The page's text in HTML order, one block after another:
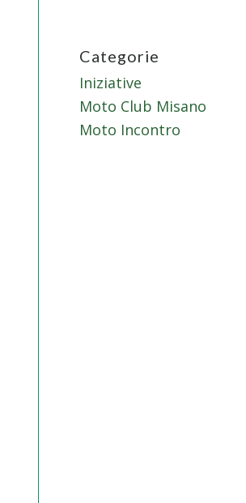
Categorie
Iniziative
Moto Club Misano
Moto Incontro